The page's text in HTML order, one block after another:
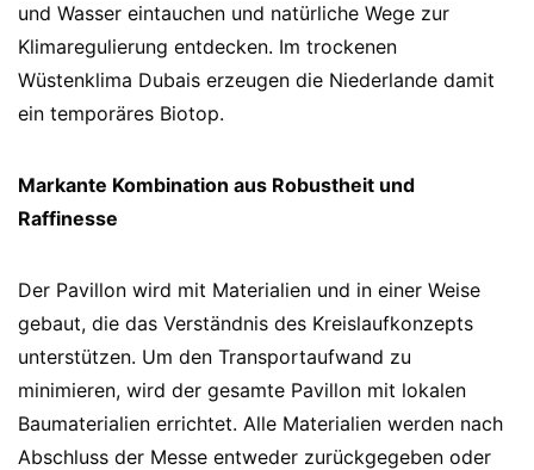
und Wasser eintauchen und natürliche Wege zur
Klimaregulierung entdecken. Im trockenen
Wüstenklima Dubais erzeugen die Niederlande damit
ein temporäres Biotop.
Markante Kombination aus Robustheit und
Raffinesse
Der Pavillon wird mit Materialien und in einer Weise
gebaut, die das Verständnis des Kreislaufkonzepts
unterstützen. Um den Transportaufwand zu
minimieren, wird der gesamte Pavillon mit lokalen
Baumaterialien errichtet. Alle Materialien werden nach
Abschluss der Messe entweder zurückgegeben oder